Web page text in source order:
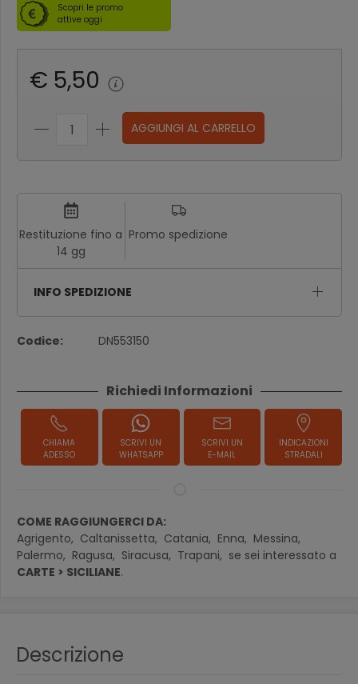
Scopri le promo
attive oggi
€ 5,50
AGGIUNGI AL CARRELLO
Restituzione fino a
14 gg
Promo spedizione
INFO SPEDIZIONE
Codice: DN553150
Richiedi Informazioni
CHIAMA
ADESSO
SCRIVI UN
WHATSAPP
SCRIVI UN
E-MAIL
INDICAZIONI
STRADALI
COME RAGGIUNGERCI DA:
Agrigento, Caltanissetta, Catania, Enna, Messina,
Palermo, Ragusa, Siracusa, Trapani, se sei interessato a
CARTE > SICILIANE.
Descrizione